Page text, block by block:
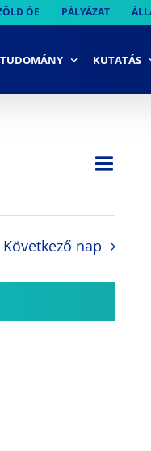
ÓE PÁLYÁZAT
TUDOMÁNY KUTATÁS
Nap
Következő nap